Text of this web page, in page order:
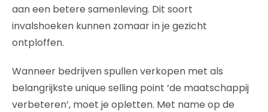
aan een betere samenleving. Dit soort
invalshoeken kunnen zomaar in je gezicht
ontploffen.
Wanneer bedrijven spullen verkopen met als
belangrijkste unique selling point ‘de maatschappij
verbeteren’, moet je opletten. Met name op de